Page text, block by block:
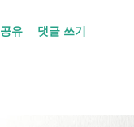
것조차 포기하고 싶어집
공유 댓글 쓰기